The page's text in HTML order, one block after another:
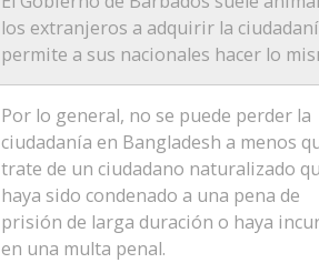
los extranjeros a adquirir la
permite a sus nacionales hacer lo
Por lo general, no se puede perder la
ciudadanía en Bangladesh a menos
trate de un ciudadano naturalizado
haya sido condenado a una pena de
prisión de larga duración o haya
en una multa penal.